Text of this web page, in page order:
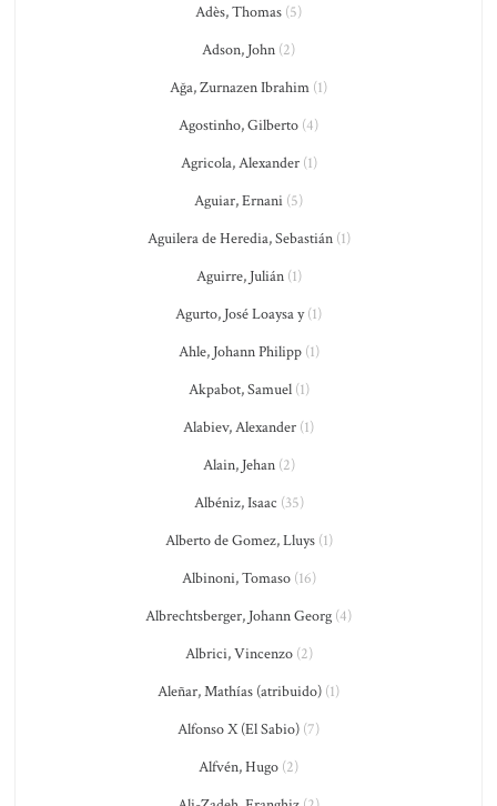
Adès, Thomas (5)
Adson, John (2)
Ağa, Zurnazen Ibrahim (1)
Agostinho, Gilberto (4)
Agricola, Alexander(1)
Aguiar, Ernani (5)
Aguilera de Heredia, Sebastián(1)
Aguirre, Julián(1)
Agurto, José Loaysa y(1)
Ahle, Johann Philipp(1)
Akpabot, Samuel(1)
Alabiev, Alexander (1)
Alain, Jehan(2)
Albéniz, Isaac (35)
Alberto de Gomez, Lluys(1)
Albinoni, Tomaso(16)
Albrechtsberger, Johann Georg (4)
Albrici, Vincenzo(2)
Aleñar, Mathías (atribuido) (1)
Alfonso X (El Sabio) (7)
Alfvén, Hugo (2)